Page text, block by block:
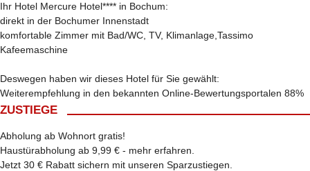
Ihr Hotel Mercure Hotel**** in Bochum:
direkt in der Bochumer Innenstadt
komfortable Zimmer mit Bad/WC, TV, Klimanlage,Tassimo
Kafeemaschine
Deswegen haben wir dieses Hotel für Sie gewählt:
Weiterempfehlung in den bekannten Online-Bewertungsportalen 88%
ZUSTIEGE
Abholung ab Wohnort gratis!
Haustürabholung ab 9,99 € - mehr erfahren
Jetzt 30 € Rabatt sichern mit unseren Sparzustiegen